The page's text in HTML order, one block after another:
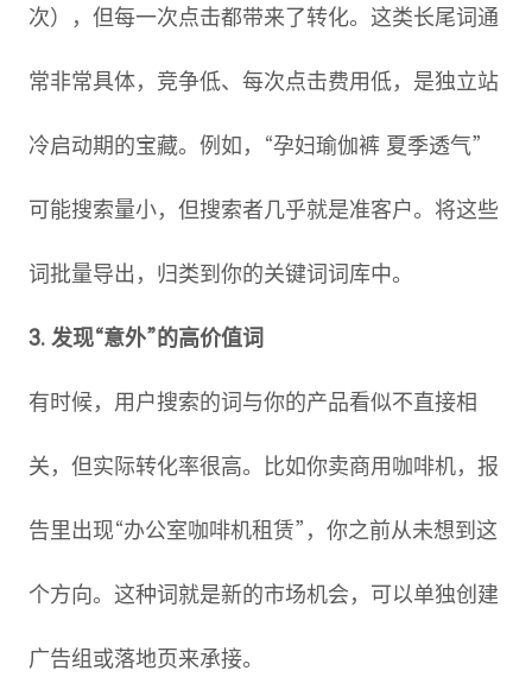
次），但每一次点击都带来了转化。这类长尾词通
常非常具体，竞争低、每次点击费用低，是独立站
冷启动期的宝藏。例如，“孕妇瑜伽裤 夏季透气”
可能搜索量小，但搜索者几乎就是准客户。将这些
词批量导出，归类到你的关键词词库中。
3. 发现“意外”的高价值词
有时候，用户搜索的词与你的产品看似不直接相
关，但实际转化率很高。比如你卖商用咖啡机，报
告里出现“办公室咖啡机租赁”，你之前从未想到这
个方向。这种词就是新的市场机会，可以单独创建
广告组或落地页来承接。